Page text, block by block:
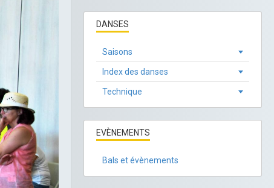
DANSES
Saisons
Index des danses
Technique
EVÈNEMENTS
Bals et évènements